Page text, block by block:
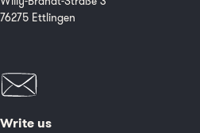
76275 Ettlingen
Write us